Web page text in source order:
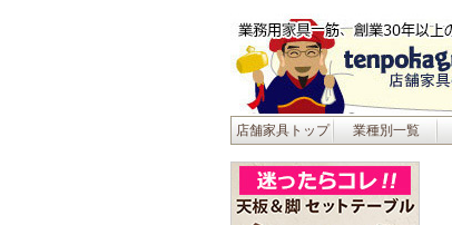
店舗家具トップ 業種別一覧